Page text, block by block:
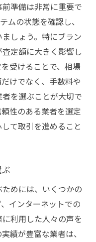
準備は非常に重要で
ムの状態を確認し、
しょう。特にブラン
定額に大きく影響し
受けることで、相場
けでなく、手数料や
を選ぶことが大切で
性のある業者を選定
て取引を進めること
めには、いくつかの
インターネットでの
利用した人々の声を
績が豊富な業者は、